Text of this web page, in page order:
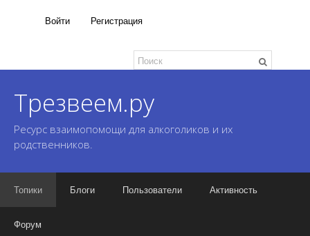
Войти Регистрация
Трезвеем.ру
Ресурс взаимопомощи для алкоголиков и их
родственников.
Топики Блоги Пользователи Активность
Форум